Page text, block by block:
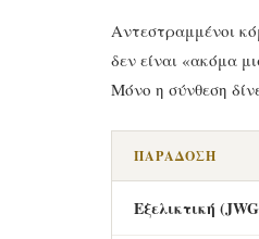
Αντεστραμμένοι
δεν είναι «ακόμα
Μόνο η σύνθεση
ΠΑΡΆΔΟΣΗ
Εξελικτική